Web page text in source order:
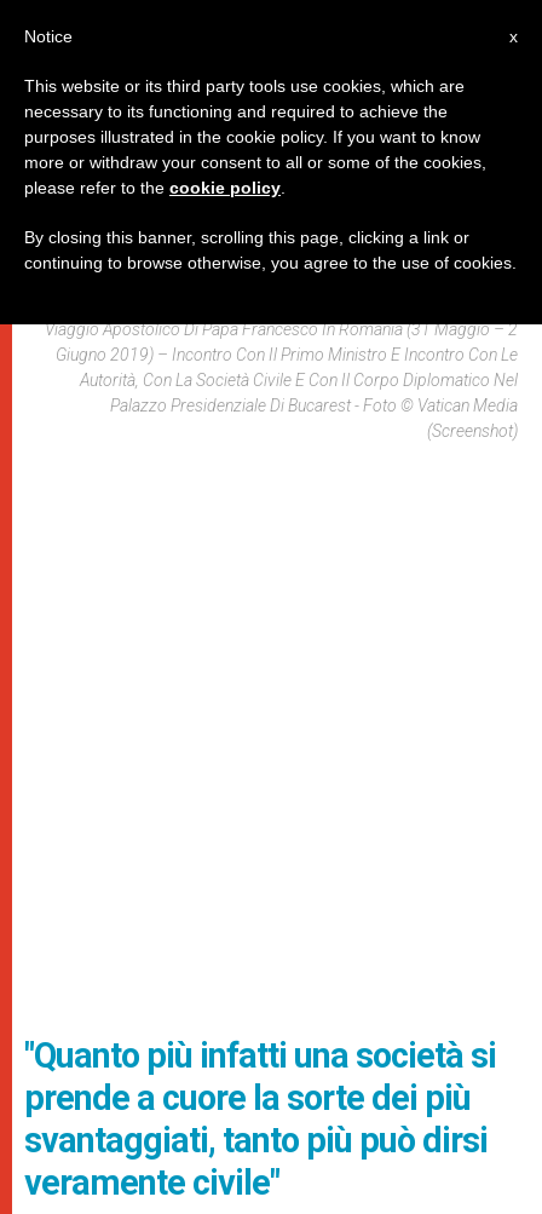
PAPI,VIAGGI
Viaggio Apostolico Di Papa Francesco In Romania (31 Maggio – 2
Giugno 2019) – Incontro Con Il Primo Ministro E Incontro Con Le
Autorità, Con La Società Civile E Con Il Corpo Diplomatico Nel
Palazzo Presidenziale Di Bucarest - Foto © Vatican Media
(Screenshot)
"Quanto più infatti una società si
prende a cuore la sorte dei più
svantaggiati, tanto più può dirsi
veramente civile"
x
Notice
This website or its third party tools use cookies, which are
necessary to its functioning and required to achieve the
purposes illustrated in the cookie policy. If you want to know
more or withdraw your consent to all or some of the cookies,
please refer to the cookie policy
By closing this banner, scrolling this page, clicking a link or
continuing to browse otherwise, you agree to the use of cookies.